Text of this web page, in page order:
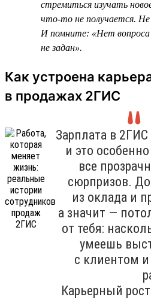
стремиться изучать
что-то не получается.
И помните: «Нет
не задан».
Как устроена
в продажах 2ГИС
Зарплата в
и это
все
сюрпризов.
из оклада и
а значит —
от тебя:
умеешь
с клиентом
Карьерный